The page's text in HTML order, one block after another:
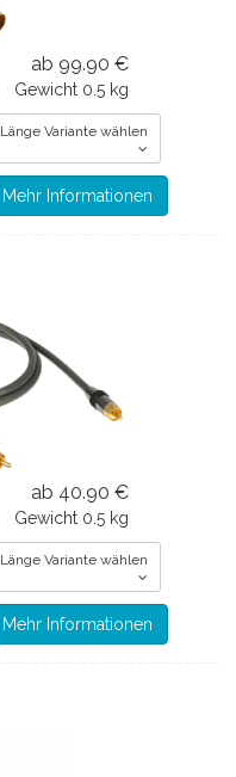
ab 99.90 €
Gewicht 0.5 kg
Länge Variante wählen
Mehr Informationen
ab 40.90 €
Gewicht 0.5 kg
Länge Variante wählen
Mehr Informationen